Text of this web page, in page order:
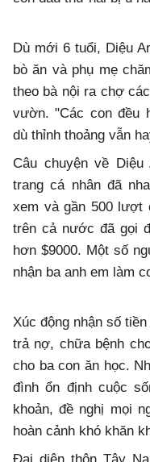
Dù mới 6 tuổi, Diệu
bò ăn và phụ mẹ
theo bà nội ra chợ
vườn. "Các con đều
dù thỉnh thoảng vẫn
Câu chuyện về
trang cá nhân đã
xem và gần 500 lượt
trên cả nước đã gọi
hơn $9000. Một số
nhận ba anh em làm
Xúc động nhận số
trả nợ, chữa bệnh
cho ba con ăn học.
đình ổn định cuộc
khoản, đề nghị mọi
hoàn cảnh khó khăn